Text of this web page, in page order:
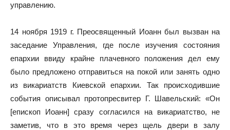
управлению.
14 ноября 1919 г. Преосвященный Иоанн был вызван на
заседание Управления, где после изучения состояния
епархии ввиду крайне плачевного положения дел ему
было предложено отправиться на покой или занять одно
из викариатств Киевской епархии. Так происходившие
события описывал протопресвитер Г. Шавельский: «Он
[епископ Иоанн] сразу согласился на викариатство, не
заметив, что в это время через щель двери в залу